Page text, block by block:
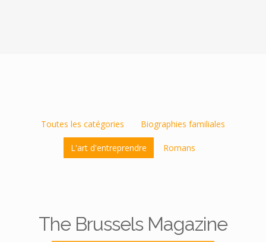
Toutes les catégories Biographies familiales
L'art d'entreprendre Romans
The Brussels Magazine